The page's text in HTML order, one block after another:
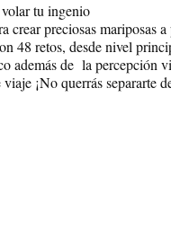
volar tu ingenio
crear preciosas mariposas
48 retos, desde nivel
además de la percepción
¡No querrás separarte